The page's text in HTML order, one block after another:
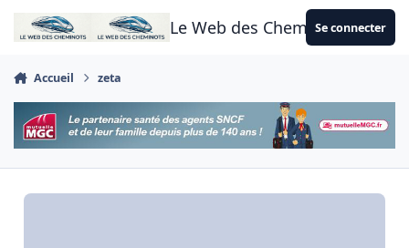
Aller au contenu
Le Web des CheminotsSe connecter
Accueil zeta